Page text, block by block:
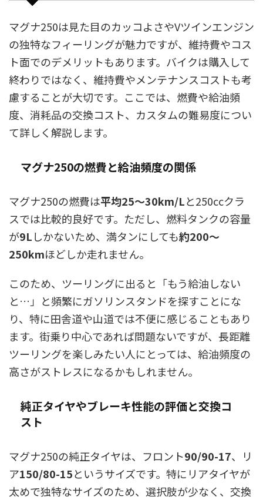
マグナ250は見た目のカッコよさやVツインエンジン
の独特なフィーリングが魅力ですが、維持費やコス
ト面でのデメリットもあります。バイクは購入して
終わりではなく、維持費やメンテナンスコストも考
慮することが大切です。ここでは、燃費や給油頻
度、消耗品の交換コスト、カスタムの難易度につい
て詳しく解説します。
マグナ250の燃費と給油頻度の関係
マグナ250の燃費は平均25〜30km/Lと250ccクラ
スでは比較的良好です。ただし、燃料タンクの容量
が9Lしかないため、満タンにしても約200〜
250kmほどしか走れません。
このため、ツーリングに出ると「もう給油しない
と…」と頻繁にガソリンスタンドを探すことにな
り、特に田舎道や山道では不便に感じることもあり
ます。街乗り中心であれば問題ないですが、長距離
ツーリングを楽しみたい人にとっては、給油頻度の
高さがストレスになるかもしれません。
純正タイヤやブレーキ性能の評価と交換コ
スト
マグナ250の純正タイヤは、フロント90/90-17、リ
ア150/80-15というサイズです。特にリアタイヤが
太めで独特なサイズのため、選択肢が少なく、交換